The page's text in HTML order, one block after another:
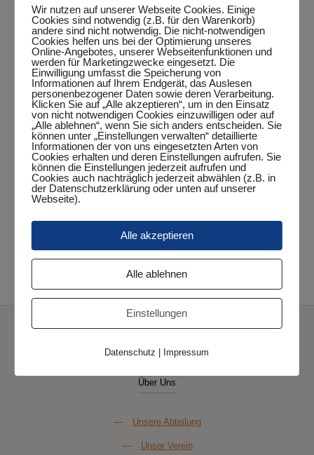
Zum Kalender hinzufügen
DETAILS
Datum:
Januar 11, 2025
Zeit:
15:00 Uhr - 17:00 Uhr
TuS Obenstrohe II – 5. Herren
Über Uns
— Unsere Abteilung
— Unser Verein
Wir nutzen auf unserer Webseite Cookies. Einige
Cookies sind notwendig (z.B. für den Warenkorb)
andere sind nicht notwendig. Die nicht-notwendigen
Cookies helfen uns bei der Optimierung unseres
Online-Angebotes, unserer Webseitenfunktionen und
werden für Marketingzwecke eingesetzt. Die
Einwilligung umfasst die Speicherung von
Informationen auf Ihrem Endgerät, das Auslesen
personenbezogener Daten sowie deren Verarbeitung.
Klicken Sie auf „Alle akzeptieren“, um in den Einsatz
von nicht notwendigen Cookies einzuwilligen oder auf
„Alle ablehnen“, wenn Sie sich anders entscheiden. Sie
können unter „Einstellungen verwalten“ detaillierte
Informationen der von uns eingesetzten Arten von
Cookies erhalten und deren Einstellungen aufrufen. Sie
können die Einstellungen jederzeit aufrufen und
Cookies auch nachträglich jederzeit abwählen (z.B. in
der Datenschutzerklärung oder unten auf unserer
Webseite).
Alle akzeptieren
Alle ablehnen
Einstellungen
Datenschutz Impressum